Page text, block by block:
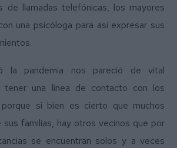
de llamadas telefónicas, los mayores
una psicóloga para así expresar sus
la pandemia nos pareció de vital
tener una línea de contacto con los
porque si bien es cierto que muchos
familias, hay otros vecinos que por
se encuentran solos y a veces